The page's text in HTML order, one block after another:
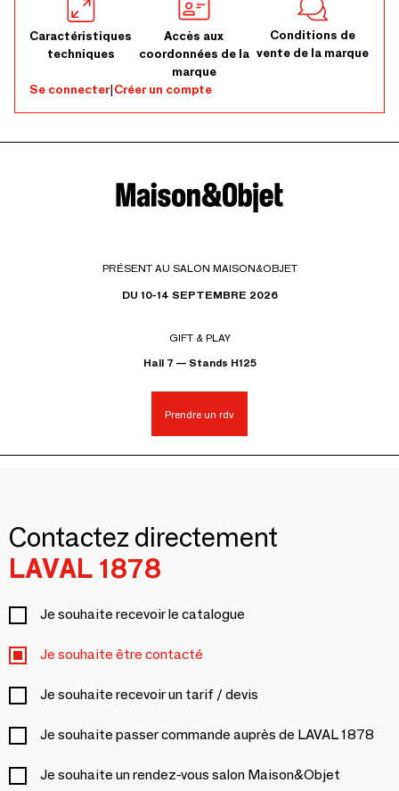
Caractéristiques
techniques
Accès aux
coordonnées de la
marque
Conditions de
vente de la marque
Se connecter|Créer un compte
PRÉSENT AU SALON MAISON&OBJET
DU 10-14 SEPTEMBRE 2026
GIFT & PLAY
Hall 7 — Stands H125
Prendre un rdv
Contactez directement
LAVAL 1878
Je souhaite recevoir le catalogue
Je souhaite être contacté
Je souhaite recevoir un tarif / devis
Je souhaite passer commande auprès de LAVAL 1878
Je souhaite un rendez-vous salon Maison&Objet